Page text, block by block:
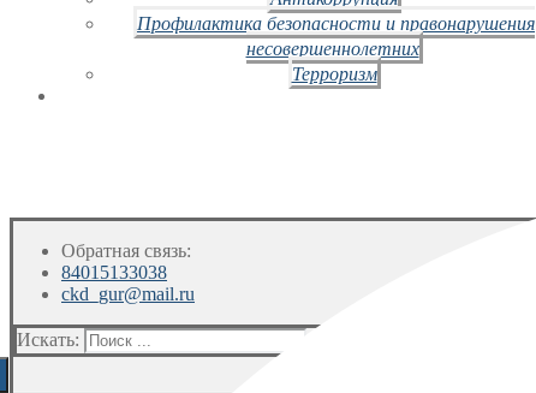
Профилактика безопасности и правонарушения
несовершеннолетних
Терроризм
Обратная связь:
84015133038
ckd_gur@mail.ru
Искать: